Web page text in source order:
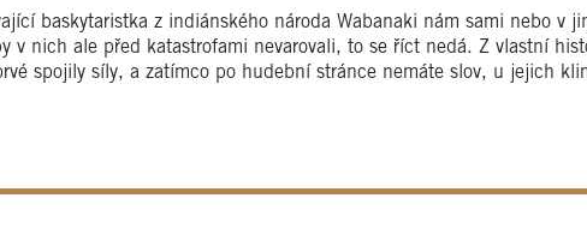
baskytaristka z indiánského národa Wabanaki nám sami nebo v
v nich ale před katastrofami nevarovali, to se říct nedá. Z vlastní
spojily síly, a zatímco po hudební stránce nemáte slov, u jejich